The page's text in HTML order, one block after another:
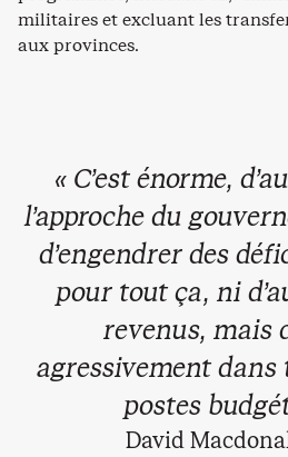
militaires et excluant les
aux provinces.
« C’est énorme,
l’approche du
d’engendrer des
pour tout ça, ni
revenus, mais
agressivement dans
postes
David